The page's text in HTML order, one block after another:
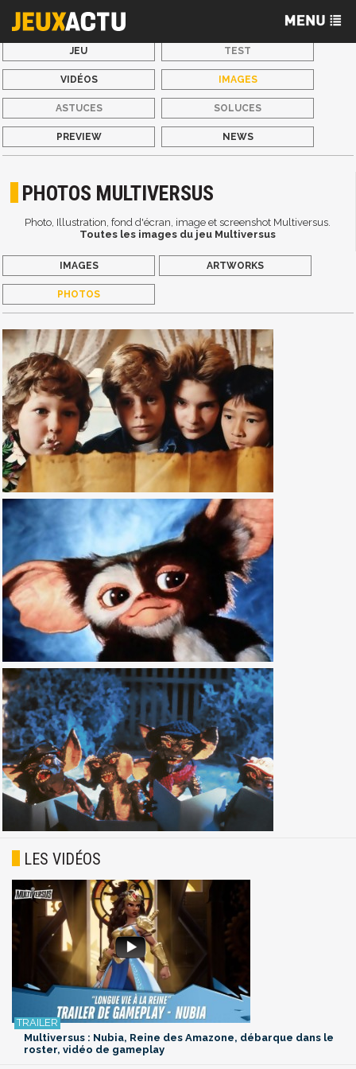
JEU TEST
VIDÉOS IMAGES
ASTUCES SOLUCES
PREVIEW NEWS
PHOTOS MULTIVERSUS
Photo, Illustration, fond d'écran, image et screenshot Multiversus.
Toutes les images du jeu Multiversus
IMAGES ARTWORKS
PHOTOS
LES VIDÉOS
Multiversus : Nubia, Reine des Amazone, débarque dans le
roster, vidéo de gameplay